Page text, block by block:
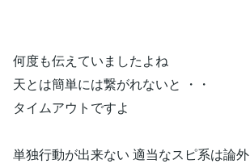
何度も伝えていましたよね
天とは簡単には繋がれないと ・・
タイムアウトですよ
単独行動が出来ない 適当なスピ系は論外